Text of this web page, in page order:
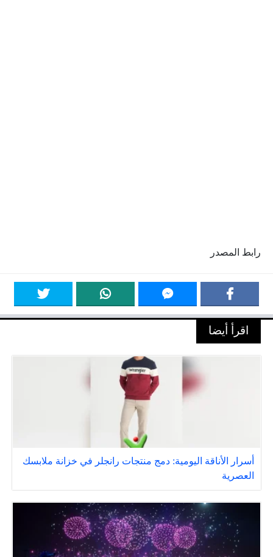
رابط المصدر
اقرأ أيضا
أسرار الأناقة اليومية: دمج منتجات رانجلر في خزانة ملابسك
العصرية